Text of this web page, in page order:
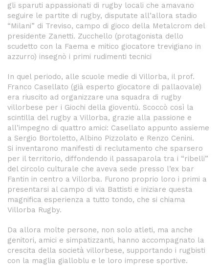
gli sparuti appassionati di rugby locali che amavano
seguire le partite di rugby, disputate all’allora stadio
“Milani” di Treviso, campo di gioco della Metalcrom del
presidente Zanetti. Zucchello (protagonista dello
scudetto con la Faema e mitico giocatore trevigiano in
azzurro) insegnò i primi rudimenti tecnici
In quel periodo, alle scuole medie di Villorba, il prof.
Franco Casellato (già esperto giocatore di pallaovale)
era riuscito ad organizzare una squadra di rugby
villorbese per i Giochi della gioventù. Scoccò così la
scintilla del rugby a Villorba, grazie alla passione e
all’impegno di quattro amici: Casellato appunto assieme
a Sergio Bortoletto, Albino Pizzolato e Renzo Cenini.
Si inventarono manifesti di reclutamento che sparsero
per il territorio, diffondendo il passaparola tra i “ribelli”
del circolo culturale che aveva sede presso l’ex bar
Fantin in centro a Villorba. Furono proprio loro i primi a
presentarsi al campo di via Battisti e iniziare questa
magnifica esperienza a tutto tondo, che si chiama
Villorba Rugby.
Da allora molte persone, non solo atleti, ma anche
genitori, amici e simpatizzanti, hanno accompagnato la
crescita della società villorbese, supportando i rugbisti
con la maglia gialloblu e le loro imprese sportive.